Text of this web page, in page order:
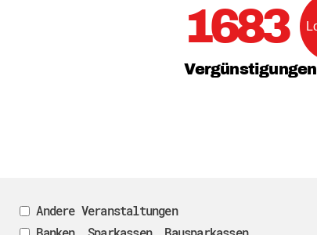
1683
Vergünstigungen
Andere Veranstaltungen